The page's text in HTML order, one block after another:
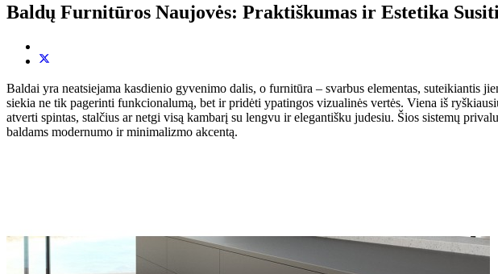
Baldų Furnitūros Naujovės: Praktiškumas ir Estetika
Baldai yra neatsiejama kasdienio gyvenimo dalis, o furnitūra – svarbus elementas, suteikiantis
siekia ne tik pagerinti funkcionalumą, bet ir pridėti ypatingos vizualinės vertės. Viena iš
atverti spintas, stalčius ar netgi visą kambarį su lengvu ir elegantišku judesiu. Šios sistemų
baldams modernumo ir minimalizmo akcentą.